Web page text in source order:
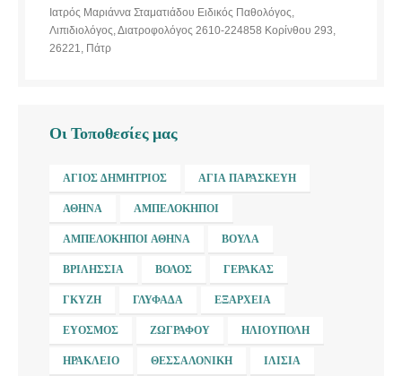
Ιατρός Μαριάννα Σταματιάδου Ειδικός Παθολόγος,
Λιπιδιολόγος, Διατροφολόγος 2610-224858 Κορίνθου 293,
26221, Πάτρ
Οι Τοποθεσίες μας
ΆΓΙΟΣ ΔΗΜΉΤΡΙΟΣ ΑΓΊΑ ΠΑΡΑΣΚΕΥΉ
ΑΘΉΝΑ ΑΜΠΕΛΌΚΗΠΟΙ
ΑΜΠΕΛΌΚΗΠΟΙ ΑΘΉΝΑ ΒΟΎΛΑ
ΒΡΙΛΉΣΣΙΑ ΒΌΛΟΣ ΓΈΡΑΚΑΣ
ΓΚΎΖΗ ΓΛΥΦΆΔΑ ΕΞΆΡΧΕΙΑ
ΕΎΟΣΜΟΣ ΖΩΓΡΆΦΟΥ ΗΛΙΟΎΠΟΛΗ
ΗΡΆΚΛΕΙΟ ΘΕΣΣΑΛΟΝΊΚΗ ΙΛΊΣΙΑ